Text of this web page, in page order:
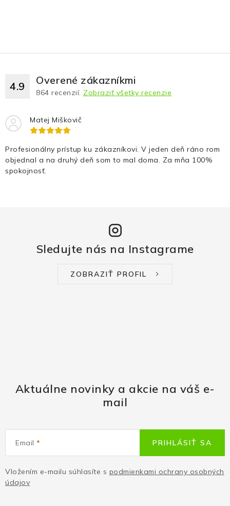
4.9 Overené zákazníkmi
864 recenzií. Zobraziť všetky recenzie
Matej Miškovič
Profesionálny prístup ku zákazníkovi. V jeden deň ráno rom
objednal a na druhý deň som to mal doma. Za mňa 100%
spokojnosť.
Sledujte nás na Instagrame
ZOBRAZIŤ PROFIL
Aktuálne novinky a akcie na váš e-
mail
Email
Vložením e-mailu súhlasíte s podmienkami ochrany osobných
údajov
PRIHLÁSIŤ SA